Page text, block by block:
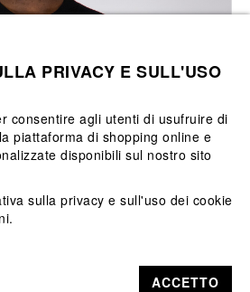
PRIVACY E SULL'USO
consentire agli utenti di usufruire di
piattaforma di shopping online e
disponibili sul nostro sito
sulla privacy e sull'uso dei cookie
ACCETTO